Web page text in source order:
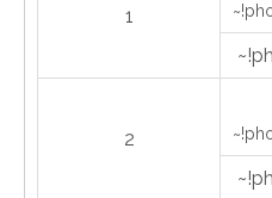
1
2